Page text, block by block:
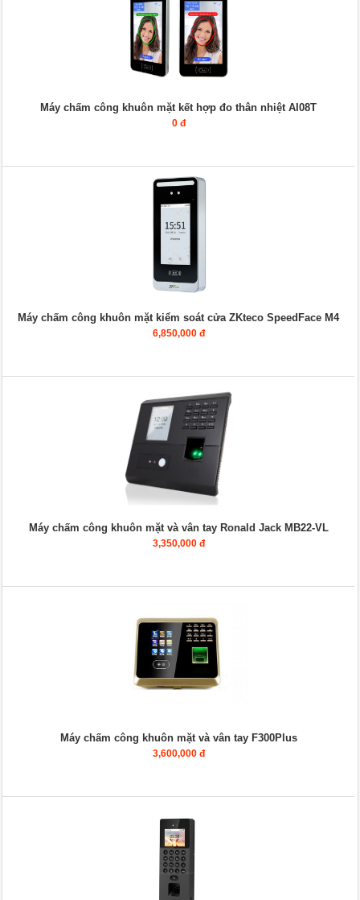
Máy chấm công khuôn mặt kết hợp đo thân nhiệt AI08T
0 đ
Máy chấm công khuôn mặt kiểm soát cửa ZKteco SpeedFace M4
6,850,000 đ
Máy chấm công khuôn mặt và vân tay Ronald Jack MB22-VL
3,350,000 đ
Máy chấm công khuôn mặt và vân tay F300Plus
3,600,000 đ